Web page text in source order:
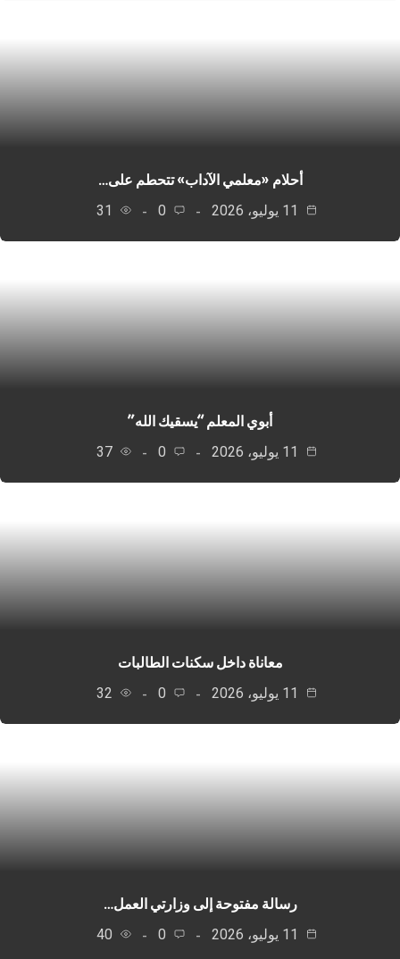
أحلام «معلمي الآداب» تتحطم على…
0
31
أبوي المعلم “يسقيك الله”
0
37
معاناة داخل سكنات الطالبات
0
32
رسالة مفتوحة إلى وزارتي العمل…
0
40